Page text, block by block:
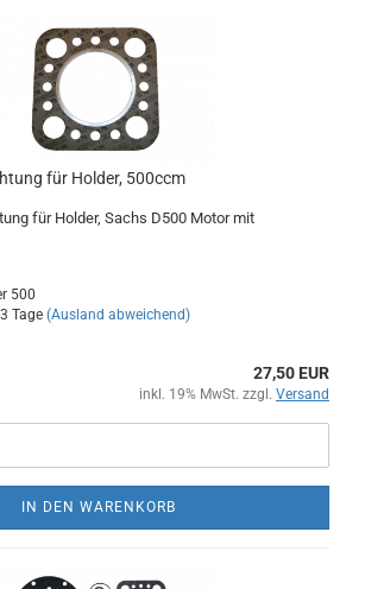
für Holder, 500ccm
für Holder, Sachs D500 Motor mit
500
Tage (Ausland abweichend)
27,50 EUR
inkl. 19% MwSt. zzgl. Versand
IN DEN WARENKORB